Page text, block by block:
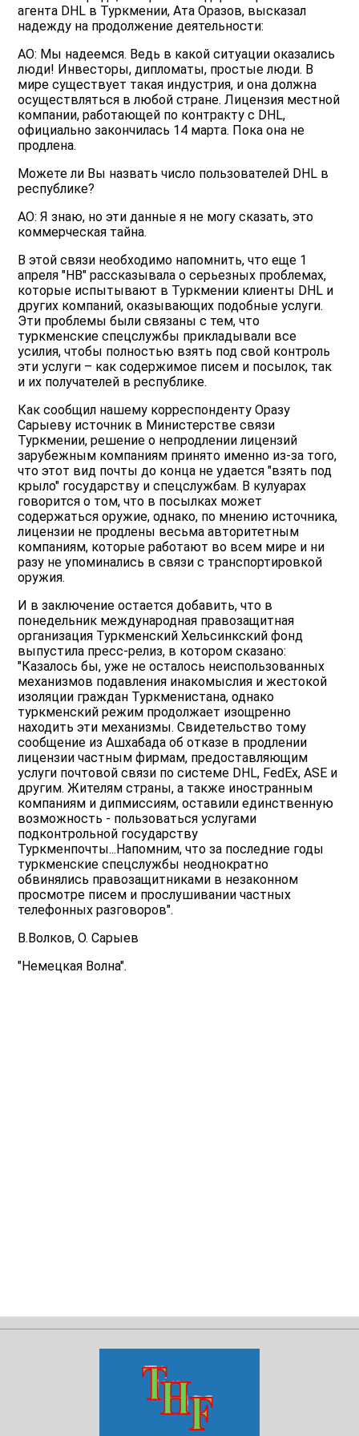
агента DHL в Туркмении, Ата Оразов, высказал
надежду на продолжение деятельности:
АО: Мы надеемся. Ведь в какой ситуации оказались
люди! Инвесторы, дипломаты, простые люди. В
миpе существует такая индустрия, и она должна
осуществляться в любой стране. Лицензия местной
компании, работающей по контракту с DHL,
официально закончилась 14 марта. Пока она не
продлена.
Можете ли Вы назвать число пользователей DHL в
республике?
АО: Я знаю, но эти данные я не могу сказать, это
коммерческая тайна.
В этой связи необходимо напомнить, что еще 1
апреля "НВ" рассказывала о серьезных проблемах,
которые испытывают в Туркмении клиенты DHL и
других компаний, оказывающих подобные услуги.
Эти проблемы были связаны с тем, что
туркменские спецслужбы прикладывали все
усилия, чтобы полностью взять под свой контроль
эти услуги – как содержимое писем и посылок, так
и их получателей в республике.
Как сообщил нашему корреспонденту Оразу
Сарыеву источник в Министерстве связи
Туркмении, решение о непродлении лицензий
зарубежным компаниям принято именно из-за того,
что этот вид почты до конца не удается "взять под
крыло" государству и спецслужбам. В кулуарах
говорится о том, что в посылках может
содержаться оружие, однако, по мнению источника,
лицензии не продлены весьма авторитетным
компаниям, которые работают во всем мире и ни
разу не упоминались в связи с транспортировкой
оружия.
И в заключение остается добавить, что в
понедельник международная правозащитная
организация Туркменский Хельсинкский фонд
выпустила пресс-релиз, в котором сказано:
"Казалось бы, уже не осталось неиспользованных
механизмов подавления инакомыслия и жестокой
изоляции граждан Туркменистана, однако
туркменский режим продолжает изощренно
находить эти механизмы. Свидетельство тому
сообщение из Ашхабада об отказе в продлении
лицензии частным фирмам, предоставляющим
услуги почтовой связи по системе DHL, FedEx, ASE и
другим. Жителям страны, а также иностранным
компаниям и дипмиссиям, оставили единственную
возможность - пользоваться услугами
подконтрольной государству
Туркменпочты...Напомним, что за последние годы
туркменские спецслужбы неоднократно
обвинялись правозащитниками в незаконном
просмотре писем и прослушивании частных
телефонных разговоров".
В.Волков, О. Сарыев
"Немецкая Волна".